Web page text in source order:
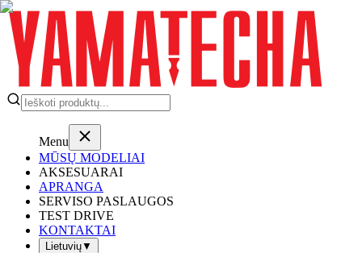
Menu
MŪSŲ MODELIAI
AKSESUARAI
APRANGA
SERVISO PASLAUGOS
TEST DRIVE
KONTAKTAI
Lietuvių▼